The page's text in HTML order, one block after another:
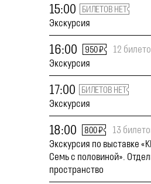
15:00 БИЛЕТОВ НЕТ
Экскурсия
16:00 950 ₽
12
Экскурсия
17:00 БИЛЕТОВ НЕТ
Экскурсия
18:00 800 ₽
13
Экскурсия по выставке
Семь с половиной».
пространство